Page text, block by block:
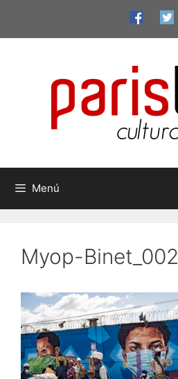
contingut
Menú
Myop-Binet_002